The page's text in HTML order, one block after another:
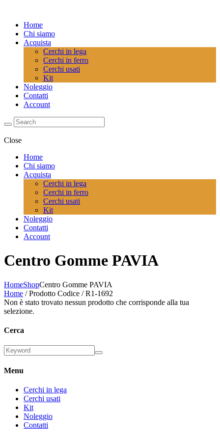
Home
Chi siamo
Acquista
Cerchi in lega
Cerchi in ferro
Cerchi usati
Kit
Noleggio
Contatti
Account
Close
Home
Chi siamo
Acquista
Cerchi in lega
Cerchi in ferro
Cerchi usati
Kit
Noleggio
Contatti
Account
Centro Gomme PAVIA
HomeShopCentro Gomme PAVIA
Home / Prodotto Codice / R1-1692
Non è stato trovato nessun prodotto che corrisponde alla tua
selezione.
Cerca
Menu
Cerchi in lega
Cerchi usati
Kit
Noleggio
Contatti